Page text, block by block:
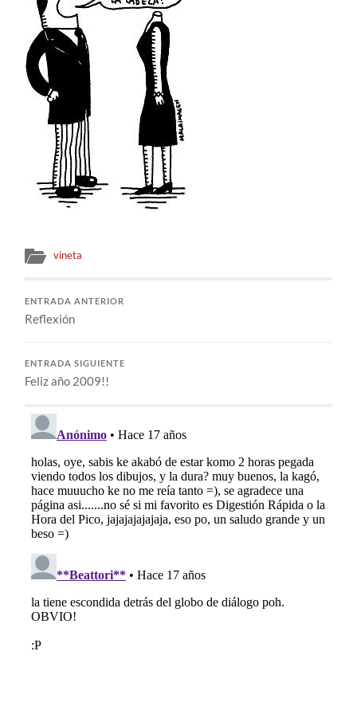
vineta
ENTRADA ANTERIOR
Reflexión
ENTRADA SIGUIENTE
Feliz año 2009!!